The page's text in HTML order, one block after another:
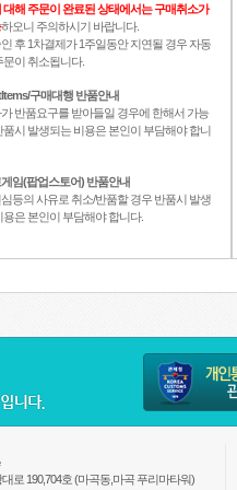
대해 주문이 완료된 상태에서는 구매취소가
하오니 주의하시기 바랍니다.
후 1차결제가 1주일동안 지연될 경우 자동
문이 취소됩니다.
구매대행 반품안내
반품요구를 받아들일 경우에 한해서 가능
품시 발생되는 비용은 본인이 부담해야 합니
임(팝업스토어) 반품안내
등의 사유로 취소/반품할 경우 반품시 발생
용은 본인이 부담해야 합니다.
로 190,704호 (마곡동,마곡 푸리마타워)